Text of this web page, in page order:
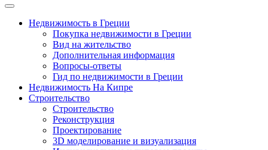
Недвижимость в Греции
Покупка недвижимости в Греции
Вид на жительство
Дополнительная информация
Вопросы-ответы
Гид по недвижимости в Греции
Недвижимость На Кипре
Строительство
Строительство
Реконструкция
Проектирование
3D моделирование и визуализация